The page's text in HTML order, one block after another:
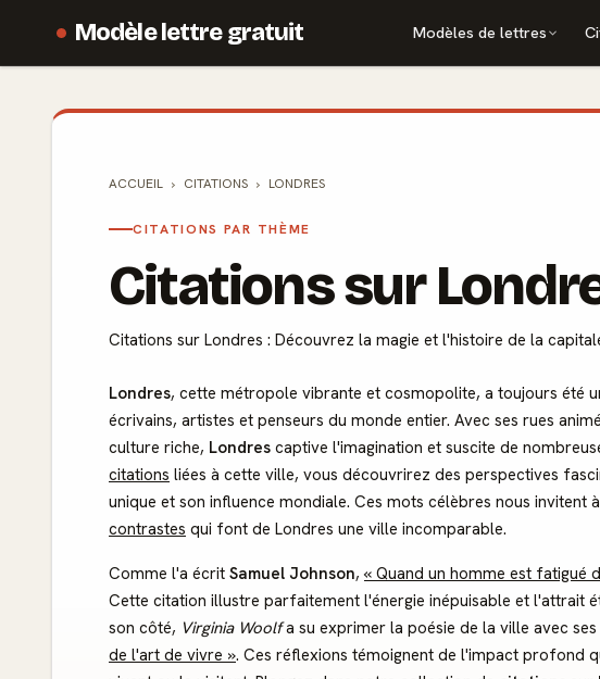
Modèle lettre gratuit Modèles de lettres
ACCUEIL CITATIONS LONDRES
CITATIONS PAR THÈME
Citations sur
Citations sur Londres : Découvrez la magie et l'histoire de la
Londres, cette métropole vibrante et cosmopolite, a toujours été
écrivains, artistes et penseurs du monde entier. Avec ses rues
culture riche, Londres captive l'imagination et suscite de
citations liées à cette ville, vous découvrirez des perspectives
unique et son influence mondiale. Ces mots célèbres nous invitent
contrastes qui font de Londres une ville incomparable.
Comme l'a écrit Samuel Johnson, « Quand un homme est fatigué
Cette citation illustre parfaitement l'énergie inépuisable et l'attrait
son côté, Virginia Woolfa su exprimer la poésie de la ville avec ses
de l'art de vivre ». Ces réflexions témoignent de l'impact profond